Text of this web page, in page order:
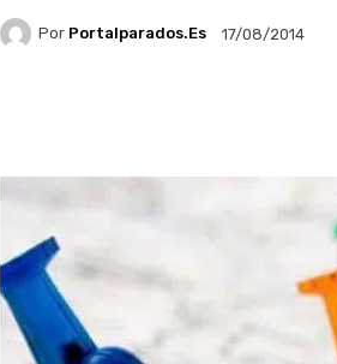
Por Portalparados.es 17/08/2014